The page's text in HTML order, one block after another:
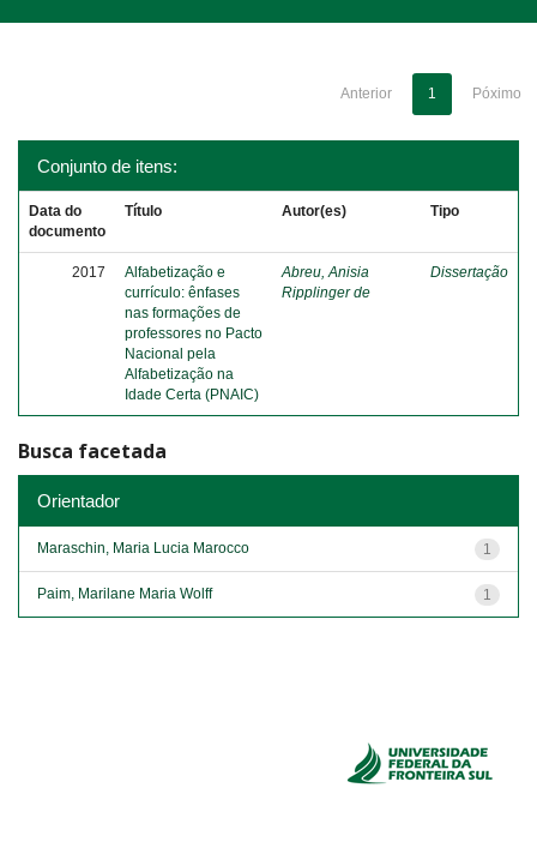
Anterior 1 Póximo
Conjunto de itens:
Data do
documento
Título Autor(es) Tipo
2017
Alfabetização e
currículo: ênfases
nas formações de
professores no Pacto
Nacional pela
Alfabetização na
Idade Certa (PNAIC)
Abreu, Anisia
Ripplinger de
Dissertação
Busca facetada
Orientador
1
Maraschin, Maria Lucia Marocco
1
Paim, Marilane Maria Wolff